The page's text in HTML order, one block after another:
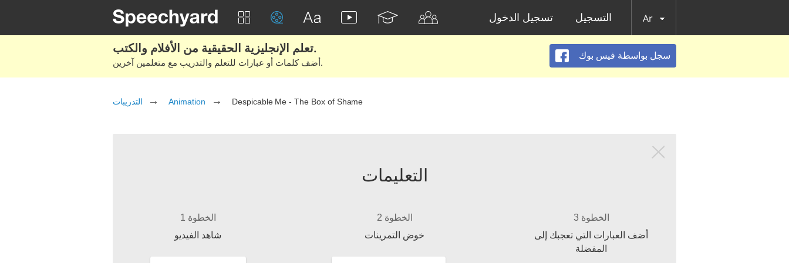
تسجيل الدخول التسجيل Ar
تعلم الإنجليزية الحقيقية من الأفلام والكتب.
أضف كلمات أو عبارات للتعلم والتدريب مع متعلمين آخرين.
سجل بواسطة فيس بوك
التدريبات Animation Despicable Me - The Box of Shame
التعليمات
الخطوة 1
شاهد الفيديو
الخطوة 2
خوض التمرينات
الخطوة 3
أضف العبارات التي تعجبك إلى
المفضلة